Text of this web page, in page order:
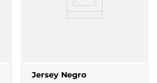
Jersey Negro